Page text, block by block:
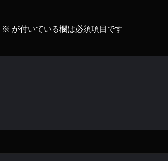
※ が付いている欄は必須項目です